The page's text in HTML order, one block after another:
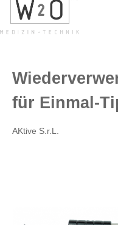
springen
für Einmal-
AKtive S.r.L.